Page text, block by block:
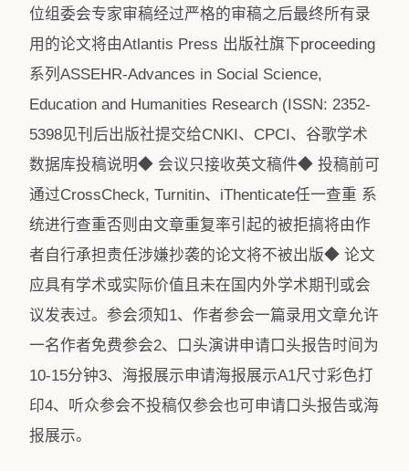
位组委会专家审稿经过严格的审稿之后最终所有录
用的论文将由Atlantis Press 出版社旗下proceeding
系列ASSEHR-Advances in Social Science,
Education and Humanities Research (ISSN: 2352-
5398见刊后出版社提交给CNKI、CPCI、谷歌学术
数据库投稿说明◆ 会议只接收英文稿件◆ 投稿前可
通过CrossCheck, Turnitin、iThenticate任一查重 系
统进行查重否则由文章重复率引起的被拒搞将由作
者自行承担责任涉嫌抄袭的论文将不被出版◆ 论文
应具有学术或实际价值且未在国内外学术期刊或会
议发表过。参会须知1、作者参会一篇录用文章允许
一名作者免费参会2、口头演讲申请口头报告时间为
10-15分钟3、海报展示申请海报展示A1尺寸彩色打
印4、听众参会不投稿仅参会也可申请口头报告或海
报展示。